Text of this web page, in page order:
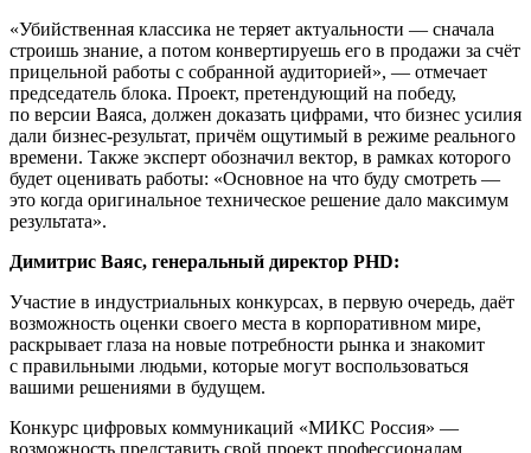
«Убийственная классика не теряет актуальности — сначала
строишь знание, а потом конвертируешь его в продажи за счёт
прицельной работы с собранной аудиторией», — отмечает
председатель блока. Проект, претендующий на победу,
по версии Ваяса, должен доказать цифрами, что бизнес усилия
дали бизнес-результат, причём ощутимый в режиме реального
времени. Также эксперт обозначил вектор, в рамках которого
будет оценивать работы: «Основное на что буду смотреть —
это когда оригинальное техническое решение дало максимум
результата».
Димитрис Ваяс, генеральный директор PHD:
Участие в индустриальных конкурсах, в первую очередь, даёт
возможность оценки своего места в корпоративном мире,
раскрывает глаза на новые потребности рынка и знакомит
с правильными людьми, которые могут воспользоваться
вашими решениями в будущем.
Конкурс цифровых коммуникаций «МИКС Россия» —
возможность представить свой проект профессионалам